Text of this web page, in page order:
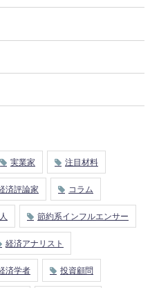
実業家 注目材料
済評論家 コラム
節約系インフルエンサー
経済アナリスト
済学者 投資顧問